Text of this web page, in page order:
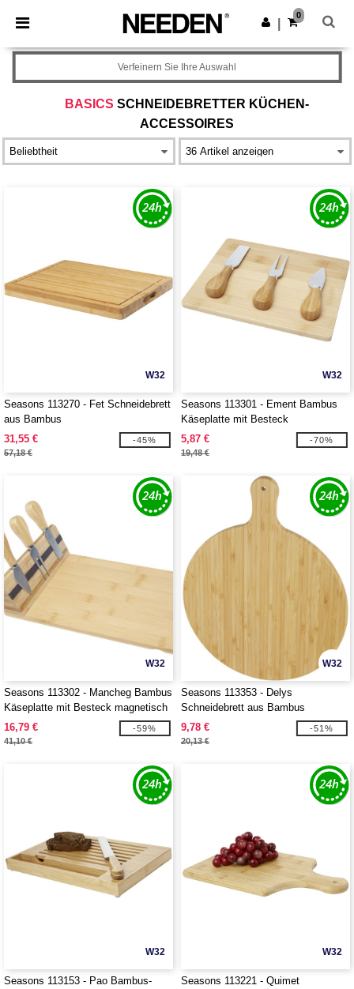
× Needen App
Bessere Preise in der App!
App holen
0
BASICS SCHNEIDEBRETTER KÜCHEN-
ACCESSOIRES
Verfeinern Sie Ihre Auswahl
W32
Seasons 113270 - Fet Schneidebrett
aus Bambus
31,55 €
57,18 €
-45%
W32
Seasons 113301 - Ement Bambus
Käseplatte mit Besteck
5,87 €
19,48 €
-70%
W32
Seasons 113302 - Mancheg Bambus
Käseplatte mit Besteck magnetisch
16,79 €
41,10 €
-59%
W32
Seasons 113353 - Delys
Schneidebrett aus Bambus
9,78 €
20,13 €
-51%
W32
Seasons 113153 - Pao Bambus-
W32
Seasons 113221 - Quimet